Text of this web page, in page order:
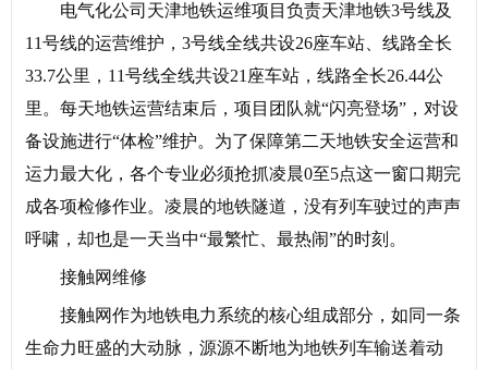
电气化公司天津地铁运维项目负责天津地铁3号线及
11号线的运营维护，3号线全线共设26座车站、线路全长
33.7公里，11号线全线共设21座车站，线路全长26.44公
里。每天地铁运营结束后，项目团队就“闪亮登场”，对设
备设施进行“体检”维护。为了保障第二天地铁安全运营和
运力最大化，各个专业必须抢抓凌晨0至5点这一窗口期完
成各项检修作业。凌晨的地铁隧道，没有列车驶过的声声
呼啸，却也是一天当中“最繁忙、最热闹”的时刻。
接触网维修
接触网作为地铁电力系统的核心组成部分，如同一条
生命力旺盛的大动脉，源源不断地为地铁列车输送着动